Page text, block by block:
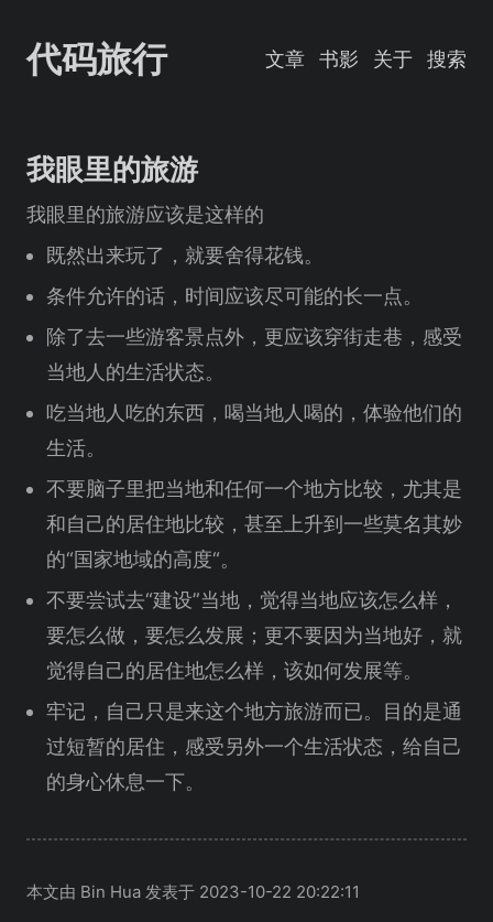
代码旅行 文章 书影 关于 搜索
我眼里的旅游
我眼里的旅游应该是这样的
既然出来玩了，就要舍得花钱。
条件允许的话，时间应该尽可能的长一点。
除了去一些游客景点外，更应该穿街走巷，感受
当地人的生活状态。
吃当地人吃的东西，喝当地人喝的，体验他们的
生活。
不要脑子里把当地和任何一个地方比较，尤其是
和自己的居住地比较，甚至上升到一些莫名其妙
的“国家地域的高度“。
不要尝试去“建设”当地，觉得当地应该怎么样，
要怎么做，要怎么发展；更不要因为当地好，就
觉得自己的居住地怎么样，该如何发展等。
牢记，自己只是来这个地方旅游而已。目的是通
过短暂的居住，感受另外一个生活状态，给自己
的身心休息一下。
本文由 Bin Hua 发表于 2023-10-22 20:22:11